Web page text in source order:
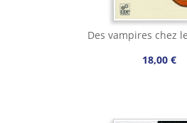
Des vampires chez
18,00 €